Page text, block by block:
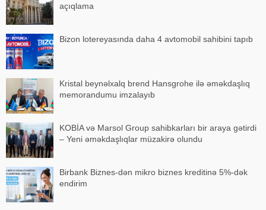
açıqlama
Bizon lotereyasında daha 4 avtomobil sahibini tapıb
Kristal beynəlxalq brend Hansgrohe ilə əməkdaşlıq
memorandumu imzalayıb
KOBİA və Marsol Group sahibkarları bir araya gətirdi
– Yeni əməkdaşlıqlar müzakirə olundu
Birbank Biznes-dən mikro biznes kreditinə 5%-dək
endirim